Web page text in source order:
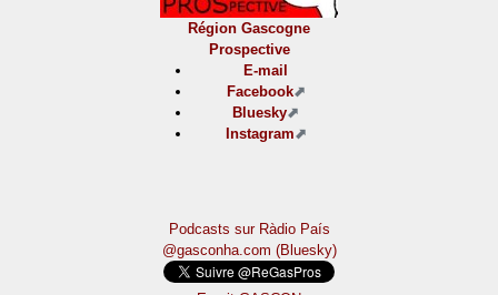
Région Gascogne
Prospective
E-mail
Facebook
Bluesky
Instagram
Podcasts sur Ràdio País
@gasconha.com (Bluesky)